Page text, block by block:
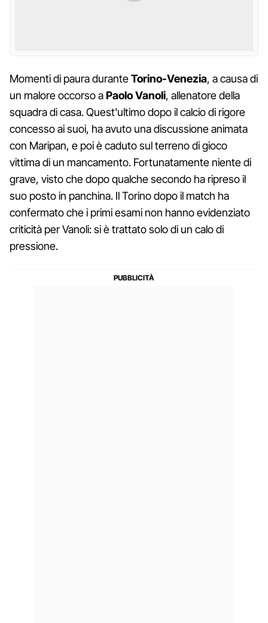
Momenti di paura duranteTorino-Venezia, a causa di
un malore occorso aPaolo Vanoli, allenatore della
squadra di casa. Quest'ultimo dopo il calcio di rigore
concesso ai suoi, ha avuto una discussione animata
con Maripan, e poi è caduto sul terreno di gioco
vittima di un mancamento. Fortunatamente niente di
grave, visto che dopo qualche secondo ha ripreso il
suo posto in panchina. Il Torino dopo il match ha
confermato che i primi esami non hanno evidenziato
criticità per Vanoli: si è trattato solo di un calo di
pressione.